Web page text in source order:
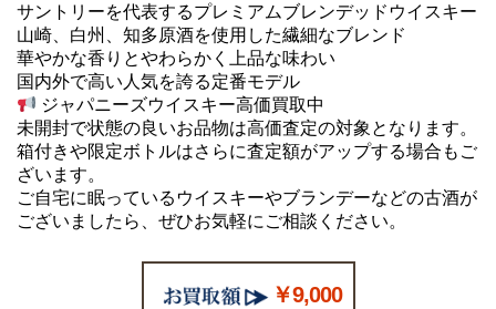
サントリーを代表するプレミアムブレンデッドウイスキー
山崎、白州、知多原酒を使用した繊細なブレンド
華やかな香りとやわらかく上品な味わい
国内外で高い人気を誇る定番モデル
ジャパニーズウイスキー高価買取中
未開封で状態の良いお品物は高価査定の対象となります。
箱付きや限定ボトルはさらに査定額がアップする場合もご
ざいます。
ご自宅に眠っているウイスキーやブランデーなどの古酒が
ございましたら、ぜひお気軽にご相談ください。
￥9,000